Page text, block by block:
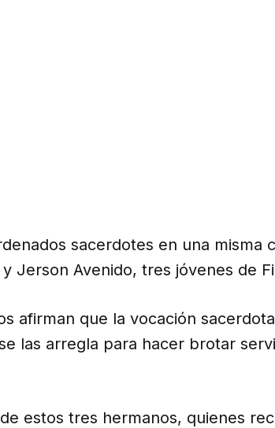
sacerdotes en una misma
Jerson Avenido, tres jóvenes de
afirman que la vocación
las arregla para hacer brotar
estos tres hermanos, quienes